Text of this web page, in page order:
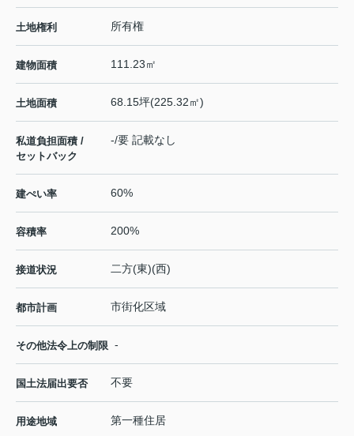
土地権利 所有権
建物面積 111.23㎡
土地面積 68.15坪(225.32㎡)
私道負担面積 /
セットバック
-/要 記載なし
建ぺい率 60%
容積率 200%
接道状況 二方(東)(西)
都市計画 市街化区域
その他法令上の制限 -
国土法届出要否 不要
用途地域 第一種住居